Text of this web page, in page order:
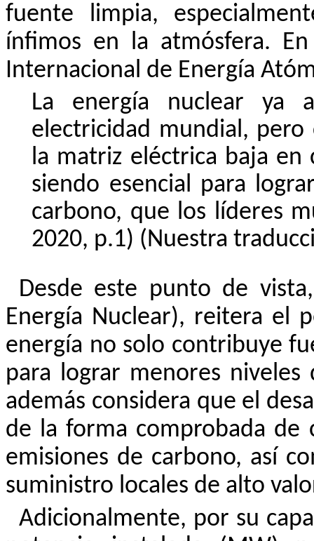
fuente limpia,
ínfimos en la atmósfera.
Internacional de Energía
La energía nuclear ya
electricidad mundial,
la matriz eléctrica baja en
siendo esencial para
carbono, que los líderes
2020, p.1) (Nuestra
Desde este punto de
Energía Nuclear), reitera el
energía no solo contribuye
para lograr menores
además considera que el
de la forma comprobada de
emisiones de carbono, así
suministro locales de alto
Adicionalmente, por su